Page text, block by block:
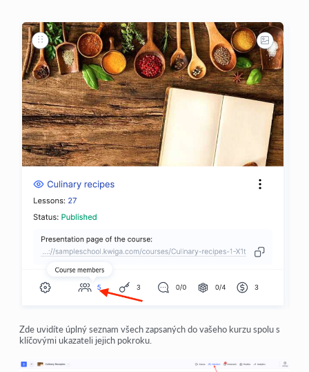
Zde uvidíte úplný seznam všech zapsaných do vašeho kurzu spolu s
klíčovými ukazateli jejich pokroku.